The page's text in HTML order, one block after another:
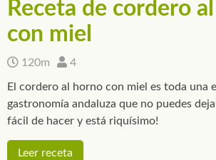
Receta de cordero
con miel
120m 4
El cordero al horno con miel es toda una
gastronomía andaluza que no puedes
fácil de hacer y está riquísimo!
Leer receta